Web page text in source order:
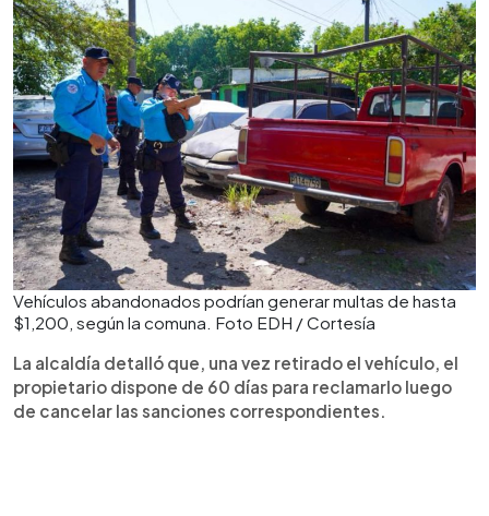
Vehículos abandonados podrían generar multas de hasta
$1,200, según la comuna. Foto EDH / Cortesía
La alcaldía detalló que, una vez retirado el vehículo, el
propietario dispone de 60 días para reclamarlo luego
de cancelar las sanciones correspondientes.